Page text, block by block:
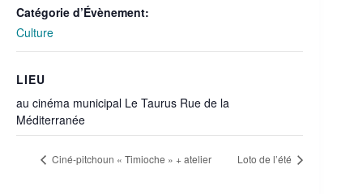
Catégorie d’Évènement:
Culture
LIEU
au cinéma municipal Le Taurus Rue de la
Méditerranée
Ciné-pitchoun « Timioche » + atelier Loto de l’été